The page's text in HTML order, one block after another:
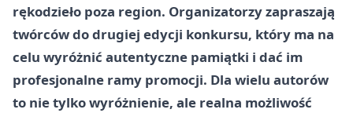
rękodzieło poza region. Organizatorzy zapraszają
twórców do drugiej edycji konkursu, który ma na
celu wyróżnić autentyczne pamiątki i dać im
profesjonalne ramy promocji. Dla wielu autorów
to nie tylko wyróżnienie, ale realna możliwość